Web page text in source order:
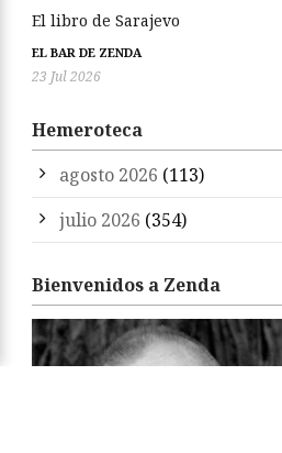
El libro de Sarajevo
EL BAR DE ZENDA
23 Jul 2026
Hemeroteca
agosto 2026 (113)
julio 2026 (354)
Bienvenidos a Zenda